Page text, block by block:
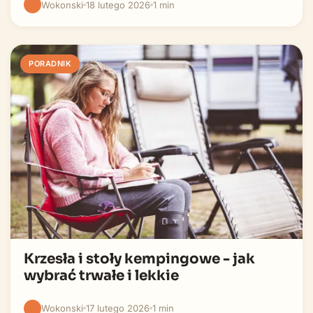
Wokonski 18 lutego 2026 1 min
PORADNIK
Krzesła i stoły kempingowe - jak
wybrać trwałe i lekkie
Wokonski 17 lutego 2026 1 min